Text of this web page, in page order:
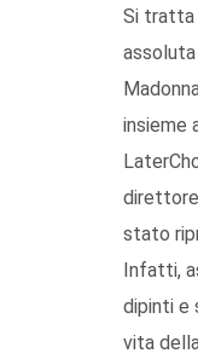
Si tratta
insieme
stato
Infatti,
dipinti e
vita